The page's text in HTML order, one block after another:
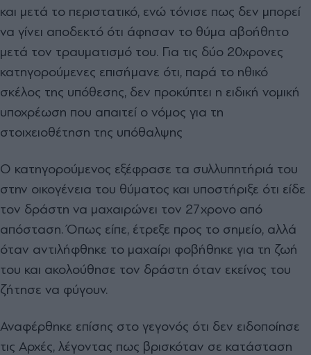
και μετά το περιστατικό, ενώ τόνισε πως δεν μπορεί
να γίνει αποδεκτό ότι άφησαν το θύμα αβοήθητο
μετά τον τραυματισμό του. Για τις δύο 20χρονες
κατηγορούμενες επισήμανε ότι, παρά το ηθικό
σκέλος της υπόθεσης, δεν προκύπτει η ειδική νομική
υποχρέωση που απαιτεί ο νόμος για τη
στοιχειοθέτηση της υπόθαλψης
Ο κατηγορούμενος εξέφρασε τα συλλυπητήριά του
στην οικογένεια του θύματος και υποστήριξε ότι είδε
τον δράστη να μαχαιρώνει τον 27χρονο από
απόσταση. Όπως είπε, έτρεξε προς το σημείο, αλλά
όταν αντιλήφθηκε το μαχαίρι φοβήθηκε για τη ζωή
του και ακολούθησε τον δράστη όταν εκείνος του
ζήτησε να φύγουν.
Αναφέρθηκε επίσης στο γεγονός ότι δεν ειδοποίησε
τις Αρχές, λέγοντας πως βρισκόταν σε κατάσταση